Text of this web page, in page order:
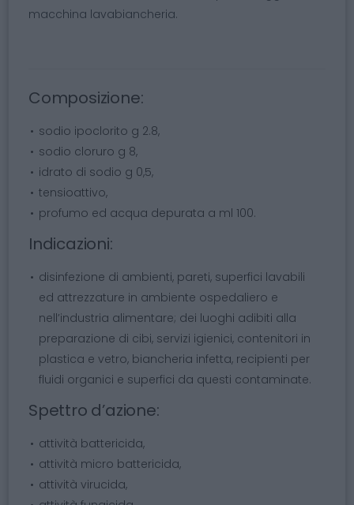
macchina lavabiancheria.
Composizione:
sodio ipoclorito g 2.8,
sodio cloruro g 8,
idrato di sodio g 0,5,
tensioattivo,
profumo ed acqua depurata a ml 100.
Indicazioni:
disinfezione di ambienti, pareti, superfici lavabili
ed attrezzature in ambiente ospedaliero e
nell’industria alimentare; dei luoghi adibiti alla
preparazione di cibi, servizi igienici, contenitori in
plastica e vetro, biancheria infetta, recipienti per
fluidi organici e superfici da questi contaminate.
Spettro d’azione:
attività battericida,
attività micro battericida,
attività virucida,